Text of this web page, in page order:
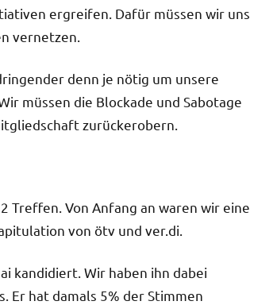
ergreifen. Dafür müssen wir uns
vernetzen.
denn je nötig um unsere
müssen die Blockade und Sabotage
zurückerobern.
Treffen. Von Anfang an waren wir eine
von ötv und ver.di.
kandidiert. Wir haben ihn dabei
hat damals 5% der Stimmen